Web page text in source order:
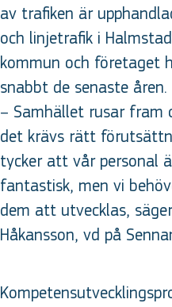
av trafiken är
och linjetrafik i
kommun och företaget
snabbt de senaste åren.
– Samhället rusar fram
det krävs rätt
tycker att vår personal
fantastisk, men vi
dem att utvecklas,
Håkansson, vd på